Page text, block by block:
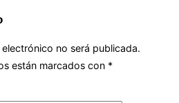
no será publicada.
están marcados con *